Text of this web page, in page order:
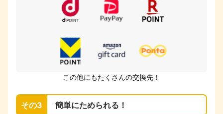
この他にもたくさんの交換先！
その3 簡単にためられる！